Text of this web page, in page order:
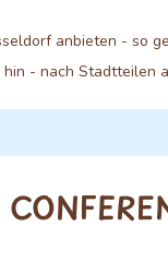
anbieten - so
- nach Stadtteilen